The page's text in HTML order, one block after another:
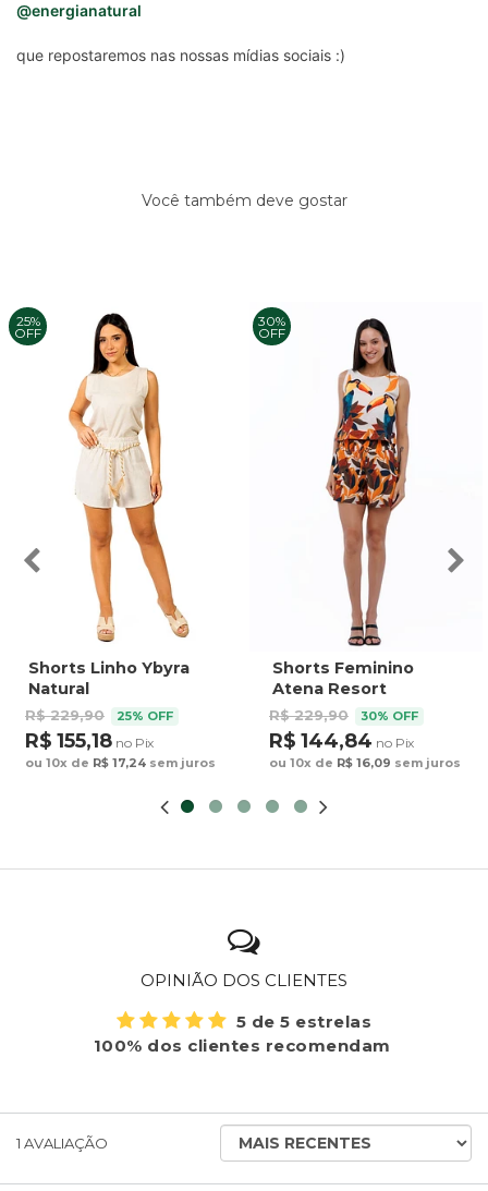
@energianatural
que repostaremos nas nossas mídias sociais :)
Você também deve gostar
25%
OFF
Shorts Linho Ybyra
Natural
R$ 229,90 25% OFF
R$ 155,18 no Pix
ou 10x de R$ 17,24 sem juros
30%
OFF
Shorts Feminino
Atena Resort
Estampado Tucanos
Tela Bordada
R$ 229,90 30% OFF
R$ 144,84 no Pix
ou 10x de R$ 16,09 sem juros
OPINIÃO DOS CLIENTES
5 de 5 estrelas
100% dos clientes recomendam
1 AVALIAÇÃO
ORDENAR
AVALIAÇÕES